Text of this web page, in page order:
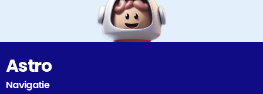
Astro
Navigatie